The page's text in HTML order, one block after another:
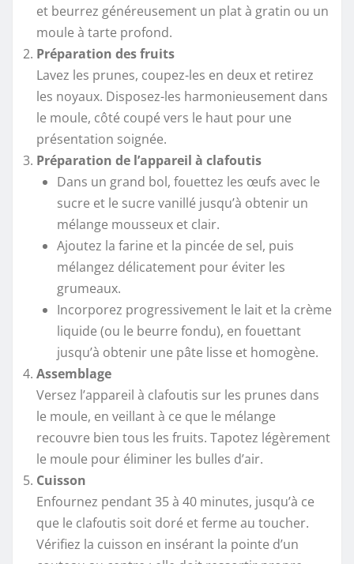
et beurrez généreusement un plat à gratin ou un
moule à tarte profond.
Préparation des fruits
Lavez les prunes, coupez-les en deux et retirez
les noyaux. Disposez-les harmonieusement dans
le moule, côté coupé vers le haut pour une
présentation soignée.
Préparation de l’appareil à clafoutis
Dans un grand bol, fouettez les œufs avec le
sucre et le sucre vanillé jusqu’à obtenir un
mélange mousseux et clair.
Ajoutez la farine et la pincée de sel, puis
mélangez délicatement pour éviter les
grumeaux.
Incorporez progressivement le lait et la crème
liquide (ou le beurre fondu), en fouettant
jusqu’à obtenir une pâte lisse et homogène.
Assemblage
Versez l’appareil à clafoutis sur les prunes dans
le moule, en veillant à ce que le mélange
recouvre bien tous les fruits. Tapotez légèrement
le moule pour éliminer les bulles d’air.
Cuisson
Enfournez pendant 35 à 40 minutes, jusqu’à ce
que le clafoutis soit doré et ferme au toucher.
Vérifiez la cuisson en insérant la pointe d’un